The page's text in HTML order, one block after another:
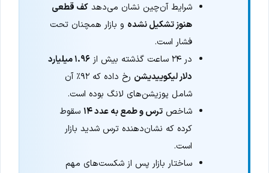
شرایط آن‌چین نشان می‌دهدکف قطعی
هنوز تشکیل نشده و بازار همچنان تحت
فشار است.
در ۲۴ ساعت گذشته بیش از
۱.۹۶ میلیارد
دلار لیکوییدیشن
رخ داده که ۹۲٪ آن
شامل پوزیشن‌های لانگ بوده است.
شاخصترس و طمع به عدد ۱۴
سقوط
کرده که نشان‌دهنده ترس شدید بازار
است.
ساختار بازار پس از شکست‌های مهم